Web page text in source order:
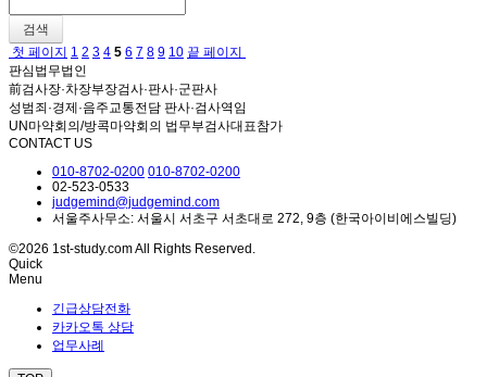
검색
첫 페이지 1 2 3 4 5 6 7 8 9 10 끝 페이지
판심법무법인
前검사장·차장부장검사·판사·군판사
성범죄·경제·음주교통전담 판사·검사역임
UN마약회의/방콕마약회의 법무부검사대표참가
CONTACT US
010-8702-0200 010-8702-0200
02-523-0533
judgemind@judgemind.com
서울주사무소: 서울시 서초구 서초대로 272, 9층 (한국아이비에스빌딩)
©2026 1st-study.com All Rights Reserved.
Quick
Menu
긴급상담전화
카카오톡 상담
업무사례